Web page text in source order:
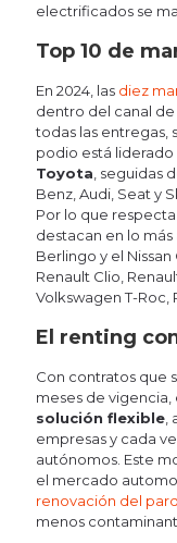
electrificados se
Top 10 de
En 2024, las diez
dentro del canal
todas las entregas,
podio está
Toyota , seguidas
Benz, Audi, Seat y
Por lo que respecta
destacan en lo más
Berlingo y el Nissan
Renault Clio,
Volkswagen T-Roc,
El renting
Con contratos que
meses de vigencia,
solución flexible
empresas y cada
autónomos. Este
el mercado
renovación del
menos